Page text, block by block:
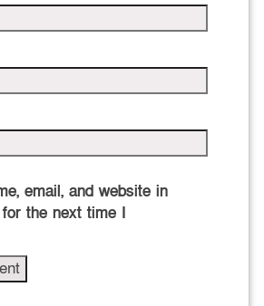
email, and website in
the next time I